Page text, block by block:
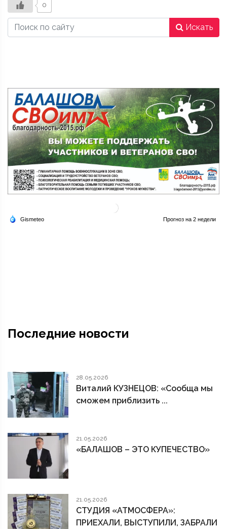
0
Искать
Последние новости
28.05.2026
Виталий КУЗНЕЦОВ: «Сообща мы
сможем приблизить ...
21.05.2026
«БАЛАШОВ – ЭТО КУПЕЧЕСТВО»
21.05.2026
СТУДИЯ «АТМОСФЕРА»:
ПРИЕХАЛИ, ВЫСТУПИЛИ, ЗАБРАЛИ